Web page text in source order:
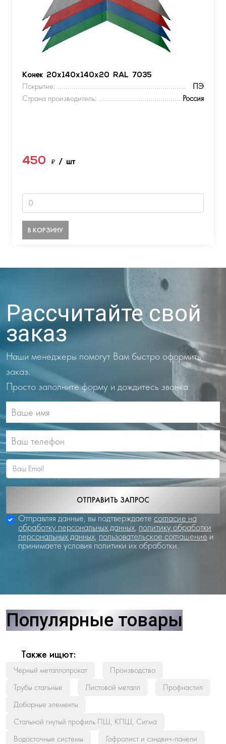
Конек 20х140х140х20 RAL 7035
Покрытие:
ПЭ
Страна производитель:
Россия
450 ₽ / шт
В КОРЗИНУ
Рассчитайте свой
заказ
Наши менеджеры помогут Вам быстро оформить
заказ.
Просто заполните форму и дождитесь звонка.
ОТПРАВИТЬ ЗАПРОС
Отправляя данные, вы подтверждаете согласие на
обработку персональных данных, политику обработки
персональных данных, пользовательское соглашение и
принимаете условия политики их обработки.
Популярные товары
Также ищют:
Черный металлопрокат
Производство
Трубы стальные
Листовой металл
Профнастил
Доборные элементы
Стальной гнутый профиль ПШ, КПШ, Сигма
Водосточные системы
Гофролист и сэндвич-панели